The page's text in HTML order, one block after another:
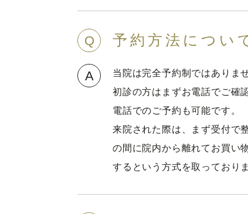
Q 予約方法につい
A
当院は完全予約制ではありま
初診の方はまずお電話でご確
電話でのご予約も可能です。
来院された際は、まず受付で
の間に院内から離れてお買い
するという方式を取っておりま